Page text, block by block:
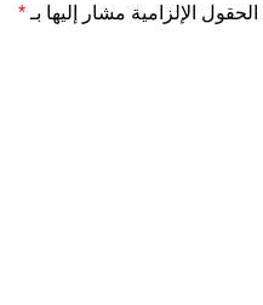
الحقول الإلزامية مشار إليها بـ *